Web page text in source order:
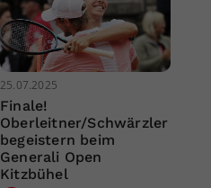
25.07.2025
Finale!
Oberleitner/Schwärzler
begeistern beim
Generali Open
Kitzbühel